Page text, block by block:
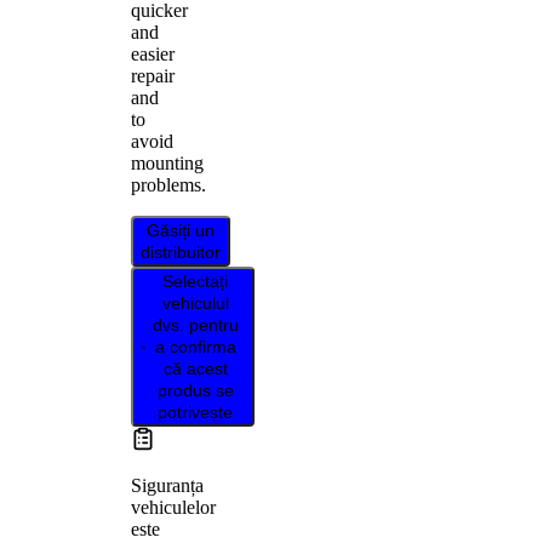
quicker
and
easier
repair
and
to
avoid
mounting
problems.
Găsiți un
distribuitor
Selectați
vehiculul
dvs. pentru
a confirma
că acest
produs se
potrivește
Siguranța
vehiculelor
este